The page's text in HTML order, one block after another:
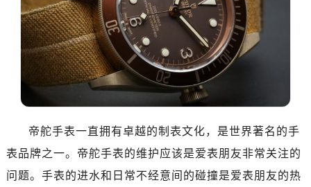
帝舵手表一直拥有卓越的制表文化，是世界著名的手
表品牌之一。帝舵手表的维护应该是爱表朋友非常关注的
问题。手表的进水和日常不经意间的碰撞是爱表朋友的热